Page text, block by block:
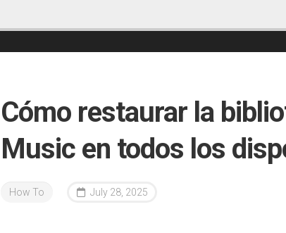
Cómo restaurar la
Music en todos los
How To July 28, 2025